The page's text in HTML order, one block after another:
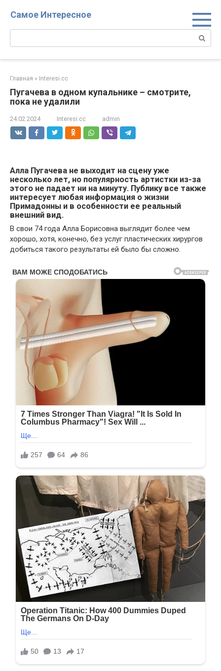
Самое Интересное
Поиск:
Главная » Interesi.cc
Пугачева в одном купальнике – смотрите,
пока не удалили
24.02.2024 Interesi.cc admin
Алла Пугачева не выходит на сцену уже
несколько лет, но популярность артистки из-за
этого не падает ни на минуту. Публику все также
интересует любая информация о жизни
Примадонны и в особенности ее реальный
внешний вид.
В свои 74 года Алла Борисовна выглядит более чем
хорошо, хотя, конечно, без услуг пластических хирургов
добиться такого результаты ей было бы сложно.